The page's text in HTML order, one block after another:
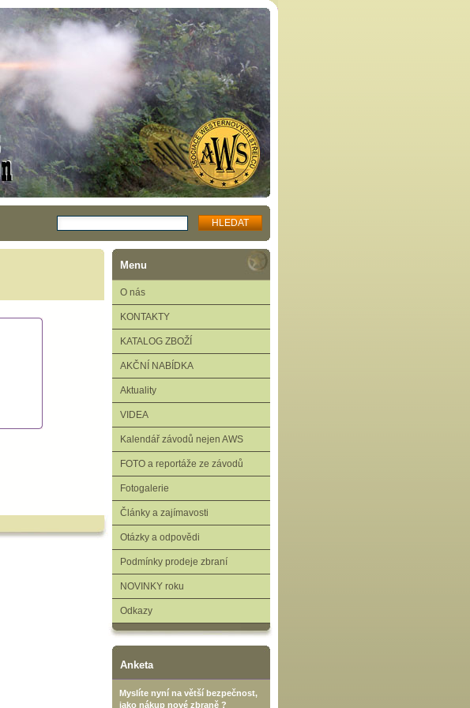
Menu
O nás
KONTAKTY
KATALOG ZBOŽÍ
AKČNÍ NABÍDKA
Aktuality
VIDEA
Kalendář závodů nejen AWS
FOTO a reportáže ze závodů
Fotogalerie
Články a zajímavosti
Otázky a odpovědi
Podmínky prodeje zbraní
NOVINKY roku
Odkazy
Anketa
Myslíte nyní na větší bezpečnost,
jako nákup nové zbraně ?